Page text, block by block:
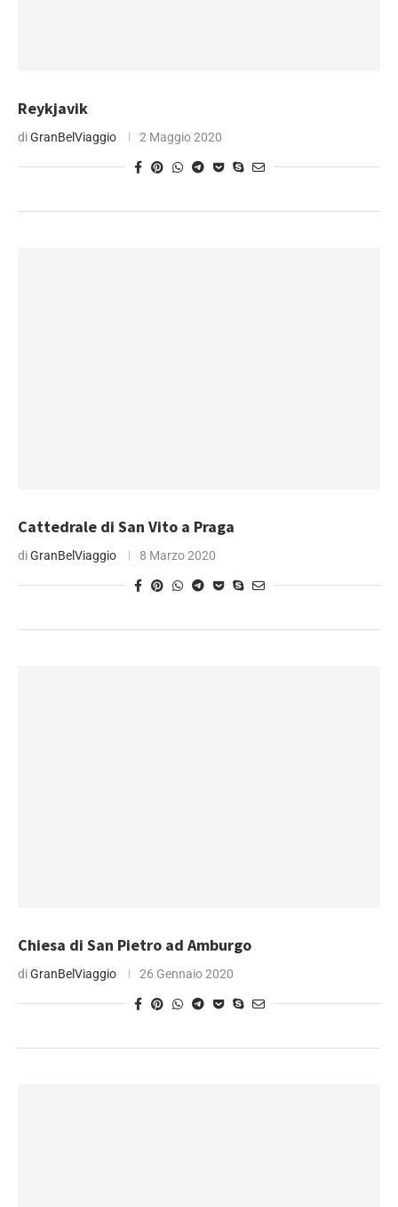
Reykjavik
diGranBelViaggio 2 Maggio 2020
Cattedrale di San Vito a Praga
diGranBelViaggio 8 Marzo 2020
Chiesa di San Pietro ad Amburgo
diGranBelViaggio 26 Gennaio 2020